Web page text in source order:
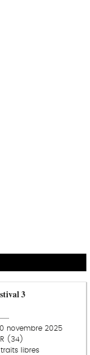
3
novembre 2025
(34)
traits libres